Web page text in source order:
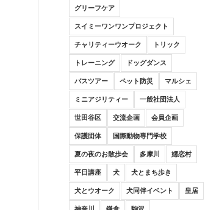
グリーフケア
スイミーワンワンプロジェクト
チャリティーウオーク トリック
トレーニング ドッグダンス
バスツアー ペット防災 マルシェ
ミニアジリティー 一般社団法人
世田谷区 交流企画 会員企画
保護団体 国際動物専門学校
夏の夜のお散歩会 多摩川 嬬恋村
平日講座 犬 犬とまち歩き
犬とウオーク 犬同伴イベント 皇居